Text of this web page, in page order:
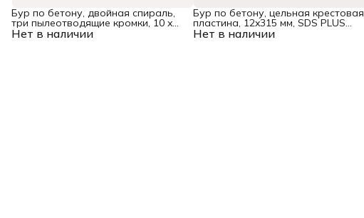
Нет в наличии
Бур по бетону, двойная спираль,
три пылеотводящие кромки, 10 x
600 мм DENZEL Нет в наличии
Бур по бетону, цельная крестовая
пластина, 12x315 мм, SDS PLUS
Denzel